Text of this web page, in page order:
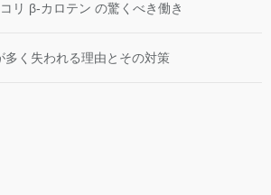
リ β-カロテン の驚くべき働き
多く失われる理由とその対策